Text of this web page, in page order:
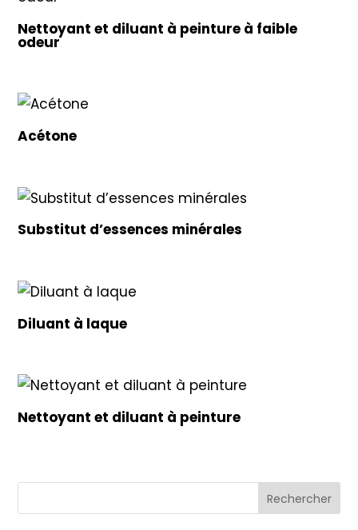
Nettoyant et diluant à peinture à faible
odeur
Acétone
Substitut d’essences minérales
Diluant à laque
Nettoyant et diluant à peinture
Rechercher